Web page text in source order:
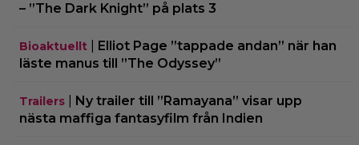
– ”The Dark Knight” på plats 3
Bioaktuellt
Elliot Page ”tappade andan” när han
läste manus till ”The Odyssey”
Trailers
Ny trailer till ”Ramayana” visar upp
nästa maffiga fantasyfilm från Indien